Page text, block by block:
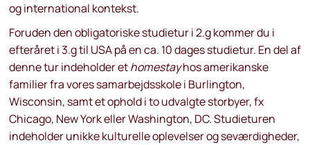
og international kontekst.
Foruden den obligatoriske studietur i 2.g kommer du i
efteråret i 3.g til USA på en ca. 10 dages studietur. En del af
denne tur indeholder ethomestayhos amerikanske
familier fra vores samarbejdsskole i Burlington,
Wisconsin, samt et ophold i to udvalgte storbyer, fx
Chicago, New York eller Washington, DC. Studieturen
indeholder unikke kulturelle oplevelser og seværdigheder,